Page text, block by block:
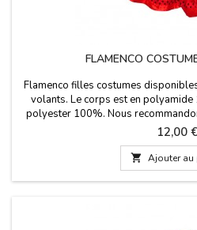
FLAMENCO
Flamenco filles costumes
volants. Le corps est en
polyester 100%. Nous
plus de 30 ºC.Le costume flamenco
et huit tailles différentes
Prix
12,00 €
 Ajouter au